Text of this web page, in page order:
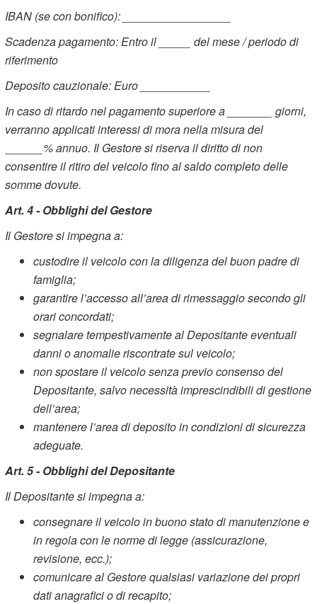
IBAN (se con bonifico): _________________
Scadenza pagamento: Entro il _____ del mese / periodo di
riferimento
Deposito cauzionale: Euro ___________
In caso di ritardo nel pagamento superiore a _______ giorni,
verranno applicati interessi di mora nella misura del
______% annuo. Il Gestore si riserva il diritto di non
consentire il ritiro del veicolo fino al saldo completo delle
somme dovute.
Art. 4 - Obblighi del Gestore
Il Gestore si impegna a:
custodire il veicolo con la diligenza del buon padre di
famiglia;
garantire l’accesso all’area di rimessaggio secondo gli
orari concordati;
segnalare tempestivamente al Depositante eventuali
danni o anomalie riscontrate sul veicolo;
non spostare il veicolo senza previo consenso del
Depositante, salvo necessità imprescindibili di gestione
dell’area;
mantenere l’area di deposito in condizioni di sicurezza
adeguate.
Art. 5 - Obblighi del Depositante
Il Depositante si impegna a:
consegnare il veicolo in buono stato di manutenzione e
in regola con le norme di legge (assicurazione,
revisione, ecc.);
comunicare al Gestore qualsiasi variazione dei propri
dati anagrafici o di recapito;